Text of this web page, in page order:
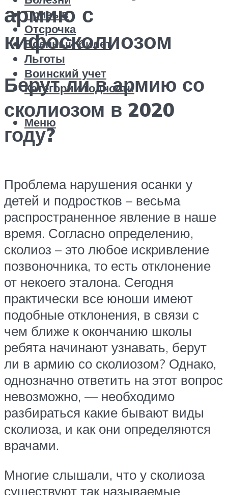
Призыв
Отсрочка
Военный билет
Льготы
Воинский учет
Категории годности
Меню
армию с
кифосколиозом
Берут ли в армию со
сколиозом в 2020
году?
Проблема нарушения осанки у
детей и подростков – весьма
распространенное явление в наше
время. Согласно определению,
сколиоз – это любое искривление
позвоночника, то есть отклонение
от некоего эталона. Сегодня
практически все юноши имеют
подобные отклонения, в связи с
чем ближе к окончанию школы
ребята начинают узнавать, берут
ли в армию со сколиозом? Однако,
однозначно ответить на этот вопрос
невозможно, — необходимо
разбираться какие бывают виды
сколиоза, и как они определяются
врачами.
Многие слышали, что у сколиоза
существуют так называемые